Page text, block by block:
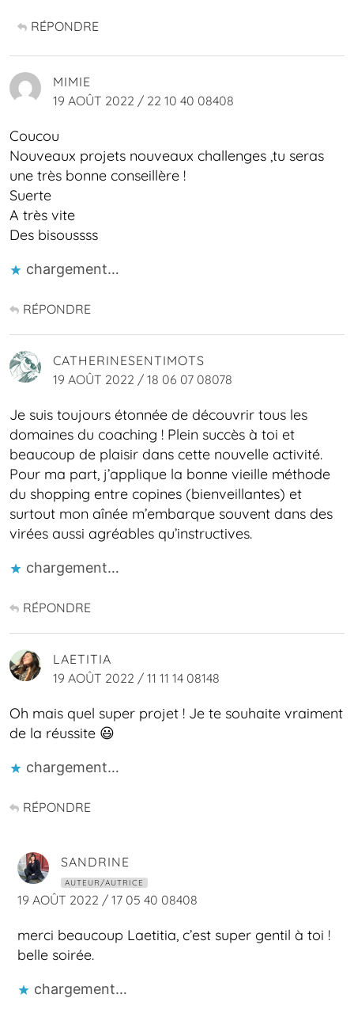
RÉPONDRE
MIMIE
19 AOÛT 2022 / 22 10 40 08408
Coucou
Nouveaux projets nouveaux challenges ,tu seras
une très bonne conseillère !
Suerte
A très vite
Des bisoussss
chargement…
RÉPONDRE
CATHERINESENTIMOTS
19 AOÛT 2022 / 18 06 07 08078
Je suis toujours étonnée de découvrir tous les
domaines du coaching ! Plein succès à toi et
beaucoup de plaisir dans cette nouvelle activité.
Pour ma part, j’applique la bonne vieille méthode
du shopping entre copines (bienveillantes) et
surtout mon aînée m’embarque souvent dans des
virées aussi agréables qu’instructives.
chargement…
RÉPONDRE
LAETITIA
19 AOÛT 2022 / 11 11 14 08148
Oh mais quel super projet ! Je te souhaite vraiment
de la réussite 😃
chargement…
RÉPONDRE
SANDRINE
AUTEUR/AUTRICE
19 AOÛT 2022 / 17 05 40 08408
merci beaucoup Laetitia, c’est super gentil à toi !
belle soirée.
chargement…